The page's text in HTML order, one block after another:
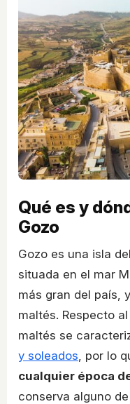
Qué es y
Gozo
Gozo es una isla
situada en el mar
más gran del país,
maltés. Respecto
maltés se
y soleados , por lo
cualquier época
conserva alguno